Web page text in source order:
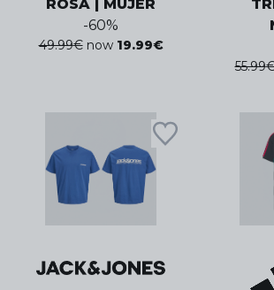
ROSA | MUJER
-60%
49.99€ now 19.99€
55.99